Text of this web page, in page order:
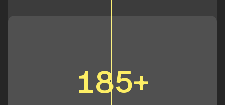
185+